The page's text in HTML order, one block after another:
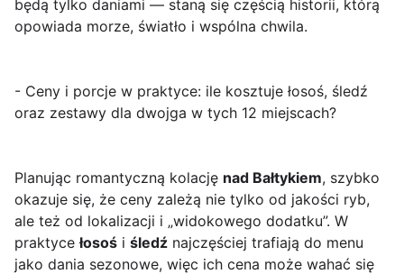
będą tylko daniami — staną się częścią historii, którą
opowiada morze, światło i wspólna chwila.
- Ceny i porcje w praktyce: ile kosztuje łosoś, śledź
oraz zestawy dla dwojga w tych 12 miejscach?
Planując romantyczną kolację nad Bałtykiem, szybko
okazuje się, że ceny zależą nie tylko od jakości ryb,
ale też od lokalizacji i „widokowego dodatku”. W
praktycełosoś i śledź najczęściej trafiają do menu
jako dania sezonowe, więc ich cena może wahać się